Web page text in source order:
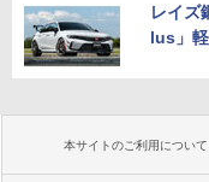
レイズ
lus」
本サイトのご利用について